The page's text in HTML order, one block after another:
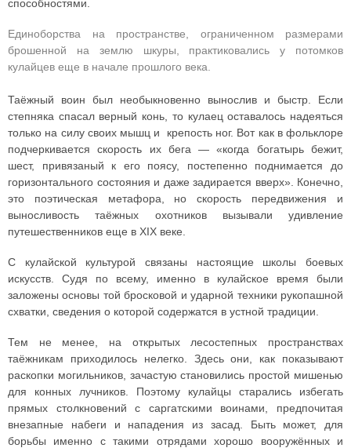
способностями.
Единоборства на пространстве, ограниченном размерами
брошенной на землю шкуры, практиковались у потомков
кулайцев еще в начале прошлого века.
Таёжный воин был необыкновенно вынослив и быстр. Если
степняка спасал верный конь, то кулаец оставалось надеяться
только на силу своих мышц и крепость ног. Вот как в фольклоре
подчеркивается скорость их бега — «когда богатырь бежит,
шест, привязаный к его поясу, постепенно поднимается до
горизонтального состояния и даже задирается вверх». Конечно,
это поэтическая метафора, но скорость передвижения и
выносливость таёжных охотников вызывали удивление
путешественников еще в XIX веке.
С кулайской культурой связаны настоящие школы боевых
искусств. Судя по всему, именно в кулайское время были
заложены основы той бросковой и ударной техники рукопашной
схватки, сведения о которой содержатся в устной традиции.
Тем не менее, на открытых лесостепных пространствах
таёжникам приходилось нелегко. Здесь они, как показывают
раскопки могильников, зачастую становились простой мишенью
для конных лучников. Поэтому кулайцы старались избегать
прямых столкновений с саргатскими воинами, предпочитая
внезапные набеги и нападения из засад. Быть может, для
борьбы именно с такими отрядами хорошо вооружённых и